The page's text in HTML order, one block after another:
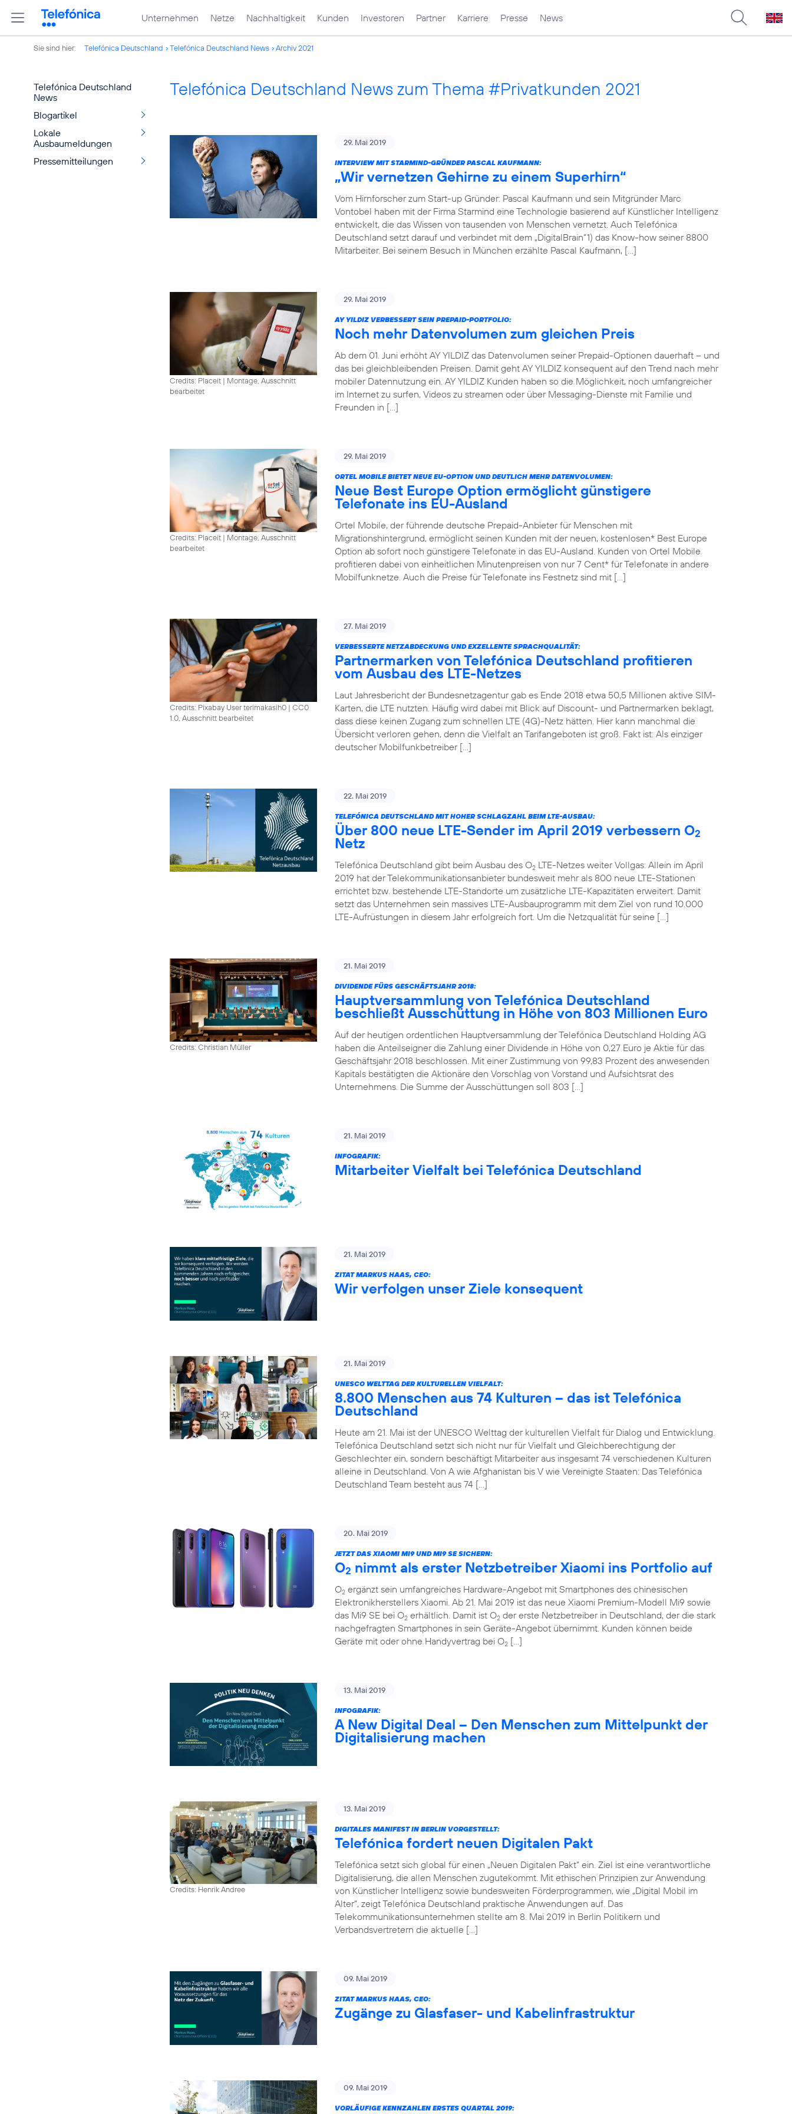
Unternehmen Netze Nachhaltigkeit Kunden Investoren Partner Karriere Presse News
Sie sind hier: Telefónica Deutschland Telefónica Deutschland News Archiv 2021
Telefónica Deutschland
News
Blogartikel
Lokale
Ausbaumeldungen
Pressemitteilungen
Telefónica Deutschland News zum Thema #Privatkunden 2021
29. Mai 2019
INTERVIEW MIT STARMIND-GRÜNDER PASCAL KAUFMANN:
„Wir vernetzen Gehirne zu einem Superhirn“
Vom Hirnforscher zum Start-up Gründer: Pascal Kaufmann und sein Mitgründer Marc
Vontobel haben mit der Firma Starmind eine Technologie basierend auf Künstlicher Intelligenz
entwickelt, die das Wissen von tausenden von Menschen vernetzt. Auch Telefónica
Deutschland setzt darauf und verbindet mit dem „DigitalBrain“1) das Know-how seiner 8800
Mitarbeiter. Bei seinem Besuch in München erzählte Pascal Kaufmann, […]
Credits: Placeit | Montage, Ausschnitt
bearbeitet
29. Mai 2019
AY YILDIZ VERBESSERT SEIN PREPAID-PORTFOLIO:
Noch mehr Datenvolumen zum gleichen Preis
Ab dem 01. Juni erhöht AY YILDIZ das Datenvolumen seiner Prepaid-Optionen dauerhaft – und
das bei gleichbleibenden Preisen. Damit geht AY YILDIZ konsequent auf den Trend nach mehr
mobiler Datennutzung ein. AY YILDIZ Kunden haben so die Möglichkeit, noch umfangreicher
im Internet zu surfen, Videos zu streamen oder über Messaging-Dienste mit Familie und
Freunden in […]
Credits: Placeit | Montage, Ausschnitt
bearbeitet
29. Mai 2019
ORTEL MOBILE BIETET NEUE EU-OPTION UND DEUTLICH MEHR DATENVOLUMEN:
Neue Best Europe Option ermöglicht günstigere
Telefonate ins EU-Ausland
Ortel Mobile, der führende deutsche Prepaid-Anbieter für Menschen mit
Migrationshintergrund, ermöglicht seinen Kunden mit der neuen, kostenlosen* Best Europe
Option ab sofort noch günstigere Telefonate in das EU-Ausland. Kunden von Ortel Mobile
profitieren dabei von einheitlichen Minutenpreisen von nur 7 Cent* für Telefonate in andere
Mobilfunknetze. Auch die Preise für Telefonate ins Festnetz sind mit […]
Credits: Pixabay User terimakasih0 | CC0
1.0, Ausschnitt bearbeitet
27. Mai 2019
VERBESSERTE NETZABDECKUNG UND EXZELLENTE SPRACHQUALITÄT:
Partnermarken von Telefónica Deutschland profitieren
vom Ausbau des LTE-Netzes
Laut Jahresbericht der Bundesnetzagentur gab es Ende 2018 etwa 50,5 Millionen aktive SIM-
Karten, die LTE nutzten. Häufig wird dabei mit Blick auf Discount- und Partnermarken beklagt,
dass diese keinen Zugang zum schnellen LTE (4G)-Netz hätten. Hier kann manchmal die
Übersicht verloren gehen, denn die Vielfalt an Tarifangeboten ist groß. Fakt ist: Als einziger
deutscher Mobilfunkbetreiber […]
22. Mai 2019
TELEFÓNICA DEUTSCHLAND MIT HOHER SCHLAGZAHL BEIM LTE-AUSBAU:
Über 800 neue LTE-Sender im April 2019 verbessern O2
Netz
Telefónica Deutschland gibt beim Ausbau des O2 LTE-Netzes weiter Vollgas: Allein im April
2019 hat der Telekommunikationsanbieter bundesweit mehr als 800 neue LTE-Stationen
errichtet bzw. bestehende LTE-Standorte um zusätzliche LTE-Kapazitäten erweitert. Damit
setzt das Unternehmen sein massives LTE-Ausbauprogramm mit dem Ziel von rund 10.000
LTE-Aufrüstungen in diesem Jahr erfolgreich fort. Um die Netzqualität für seine […]
Credits: Christian Müller
21. Mai 2019
DIVIDENDE FÜRS GESCHÄFTSJAHR 2018:
Hauptversammlung von Telefónica Deutschland
beschließt Ausschüttung in Höhe von 803 Millionen Euro
Auf der heutigen ordentlichen Hauptversammlung der Telefónica Deutschland Holding AG
haben die Anteilseigner die Zahlung einer Dividende in Höhe von 0,27 Euro je Aktie für das
Geschäftsjahr 2018 beschlossen. Mit einer Zustimmung von 99,83 Prozent des anwesenden
Kapitals bestätigten die Aktionäre den Vorschlag von Vorstand und Aufsichtsrat des
Unternehmens. Die Summe der Ausschüttungen soll 803 […]
21. Mai 2019
INFOGRAFIK:
Mitarbeiter Vielfalt bei Telefónica Deutschland
21. Mai 2019
ZITAT MARKUS HAAS, CEO:
Wir verfolgen unser Ziele konsequent
21. Mai 2019
UNESCO WELTTAG DER KULTURELLEN VIELFALT:
8.800 Menschen aus 74 Kulturen – das ist Telefónica
Deutschland
Heute am 21. Mai ist der UNESCO Welttag der kulturellen Vielfalt für Dialog und Entwicklung.
Telefónica Deutschland setzt sich nicht nur für Vielfalt und Gleichberechtigung der
Geschlechter ein, sondern beschäftigt Mitarbeiter aus insgesamt 74 verschiedenen Kulturen
alleine in Deutschland. Von A wie Afghanistan bis V wie Vereinigte Staaten: Das Telefónica
Deutschland Team besteht aus 74 […]
20. Mai 2019
JETZT DAS XIAOMI MI9 UND MI9 SE SICHERN:
O2 nimmt als erster Netzbetreiber Xiaomi ins Portfolio auf
O2 ergänzt sein umfangreiches Hardware-Angebot mit Smartphones des chinesischen
Elektronikherstellers Xiaomi. Ab 21. Mai 2019 ist das neue Xiaomi Premium-Modell Mi9 sowie
das Mi9 SE bei O2 erhältlich. Damit ist O2 der erste Netzbetreiber in Deutschland, der die stark
nachgefragten Smartphones in sein Geräte-Angebot übernimmt. Kunden können beide
Geräte mit oder ohne Handyvertrag bei O2 […]
13. Mai 2019
INFOGRAFIK:
A New Digital Deal – Den Menschen zum Mittelpunkt der
Digitalisierung machen
Credits: Henrik Andree
13. Mai 2019
DIGITALES MANIFEST IN BERLIN VORGESTELLT:
Telefónica fordert neuen Digitalen Pakt
Telefónica setzt sich global für einen „Neuen Digitalen Pakt“ ein. Ziel ist eine verantwortliche
Digitalisierung, die allen Menschen zugutekommt. Mit ethischen Prinzipien zur Anwendung
von Künstlicher Intelligenz sowie bundesweiten Förderprogrammen, wie „Digital Mobil im
Alter“, zeigt Telefónica Deutschland praktische Anwendungen auf. Das
Telekommunikationsunternehmen stellte am 8. Mai 2019 in Berlin Politikern und
Verbandsvertretern die aktuelle […]
09. Mai 2019
ZITAT MARKUS HAAS, CEO:
Zugänge zu Glasfaser- und Kabelinfrastruktur
09. Mai 2019
VORLÄUFIGE KENNZAHLEN ERSTES QUARTAL 2019: